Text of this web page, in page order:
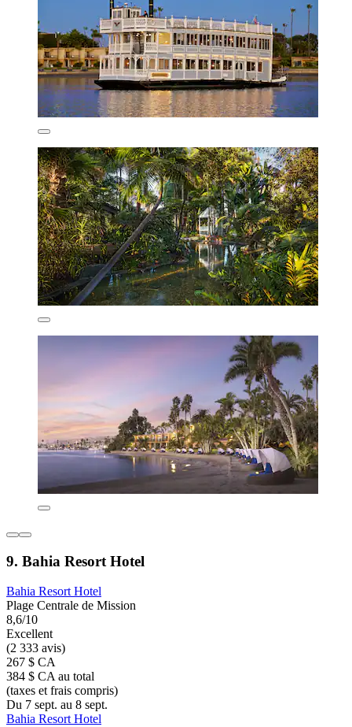
9. Bahia Resort Hotel
Bahia Resort Hotel
Plage Centrale de Mission
8,6/10
Excellent
(2 333 avis)
267 $ CA
384 $ CA au total
(taxes et frais compris)
Du 7 sept. au 8 sept.
Bahia Resort Hotel